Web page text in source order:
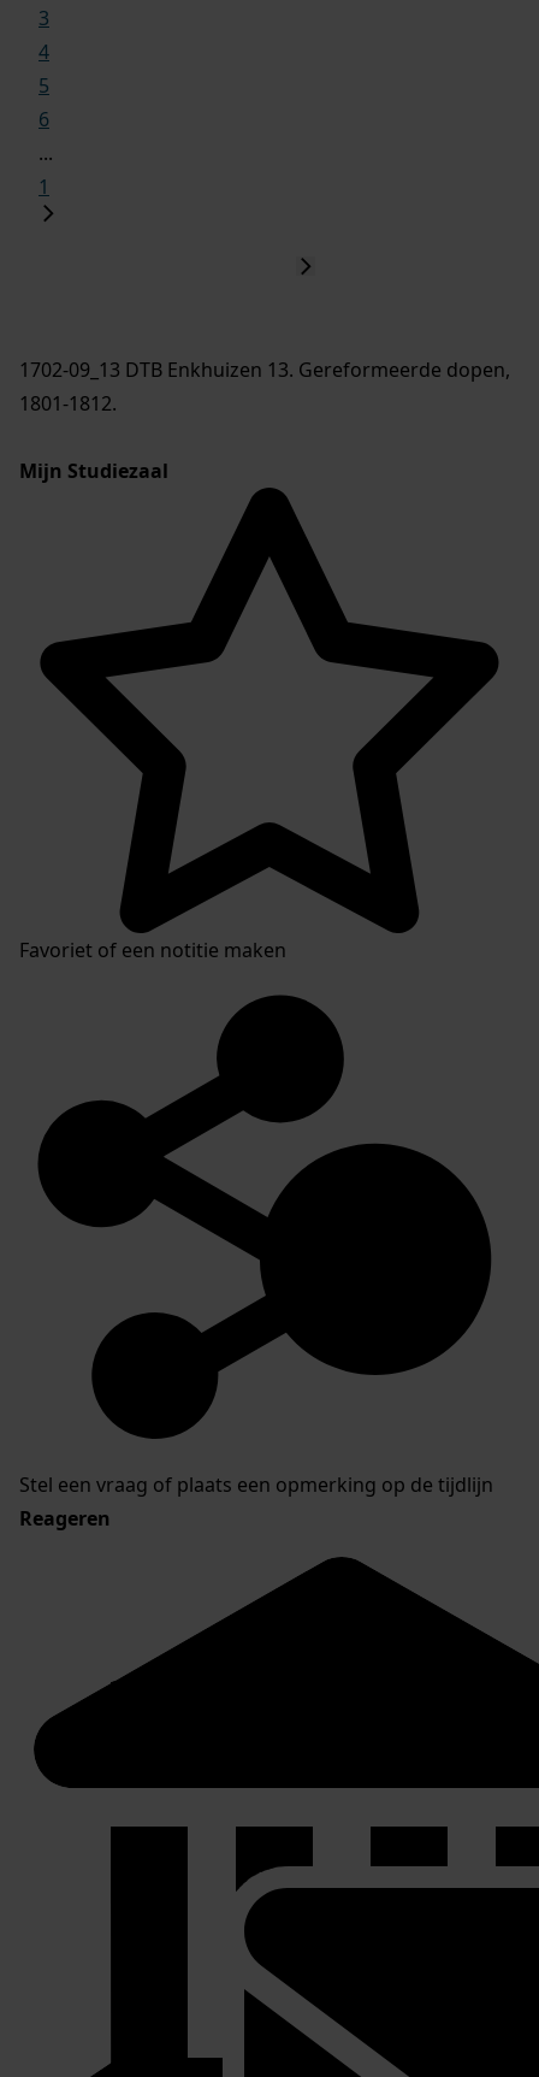
3
4
5
6
...
1
1702-09_13 DTB Enkhuizen 13. Gereformeerde dopen,
1801-1812.
Mijn Studiezaal
Favoriet of een notitie maken
Stel een vraag of plaats een opmerking op de tijdlijn
Reageren